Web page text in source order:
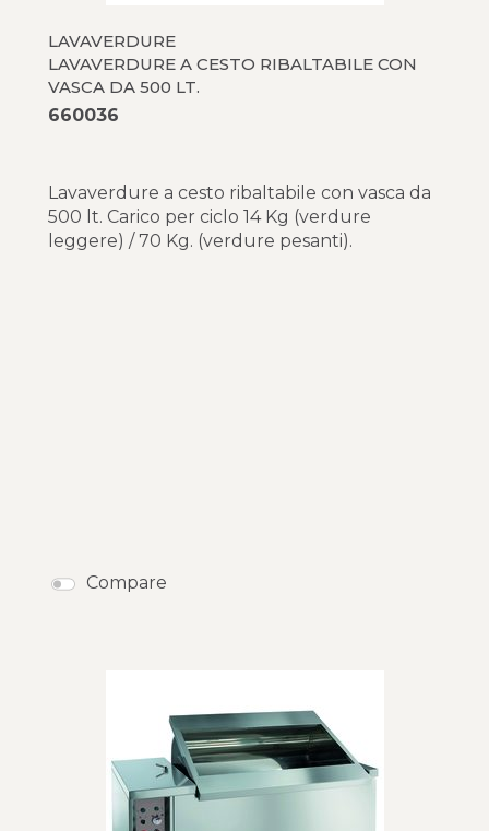
LAVAVERDURE
LAVAVERDURE A CESTO RIBALTABILE CON
VASCA DA 500 LT.
660036
Lavaverdure a cesto ribaltabile con vasca da
500 lt. Carico per ciclo 14 Kg (verdure
leggere) / 70 Kg. (verdure pesanti).
Compare